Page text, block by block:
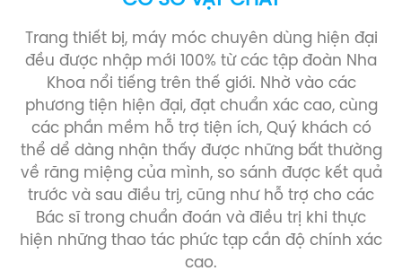
đều được nhập mới 100% từ các tập đoàn Nha
Khoa nổi tiếng trên thế giới. Nhờ vào các
phương tiện hiện đại, đạt chuẩn xác cao, cùng
các phần mềm hỗ trợ tiện ích, Quý khách có
thể dể dàng nhận thấy được những bất thường
về răng miệng của mình, so sánh được kết quả
trước và sau điều trị, cũng như hỗ trợ cho các
Bác sĩ trong chuẩn đoán và điều trị khi thực
hiện những thao tác phức tạp cần độ chính xác
cao.